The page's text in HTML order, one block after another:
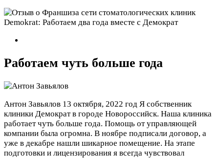
Работаем чуть больше года
Антон Завьялов 13 октября, 2022 год Я собственник
клиники Демократ в городе Новороссийск. Наша клиника
работает чуть больше года. Помощь от управляющей
компании была огромна. В ноябре подписали договор, а
уже в декабре нашли шикарное помещение. На этапе
подготовки и лицензирования я всегда чувствовал